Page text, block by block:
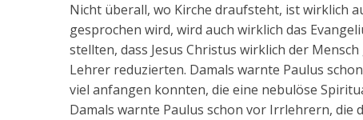
Nicht überall, wo Kirche draufsteht, ist wirklich
gesprochen wird, wird auch wirklich das
stellten, dass Jesus Christus wirklich der
Lehrer reduzierten. Damals warnte Paulus
viel anfangen konnten, die eine nebulöse
Damals warnte Paulus schon vor Irrlehrern,